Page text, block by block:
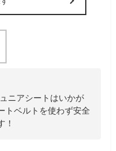
ニアシートはいかが
トベルトを使わず安全
！